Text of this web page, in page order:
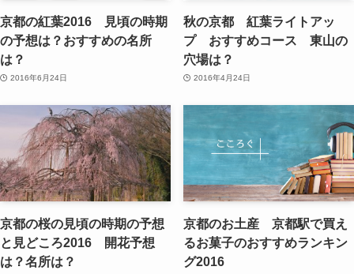
京都の紅葉2016 見頃の時期
の予想は？おすすめの名所
は？
2016年6月24日
秋の京都 紅葉ライトアッ
プ おすすめコース 東山の
穴場は？
2016年4月24日
京都の桜の見頃の時期の予想
と見どころ2016 開花予想
は？名所は？
京都のお土産 京都駅で買え
るお菓子のおすすめランキン
グ2016